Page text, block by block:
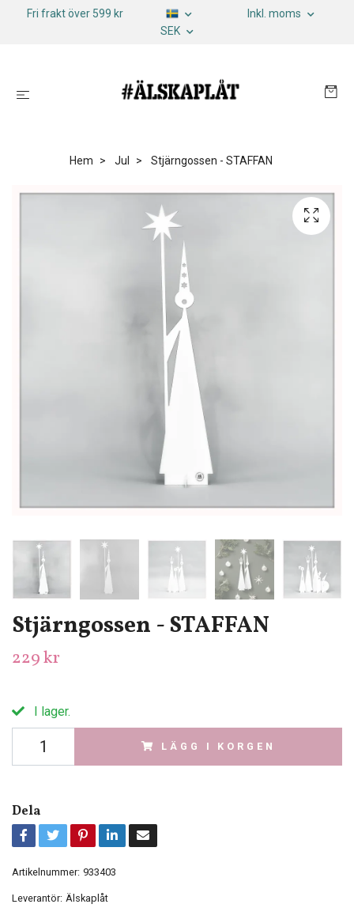
Fri frakt över 599 kr
Inkl. moms
SEK
Hem Jul Stjärngossen - STAFFAN
Stjärngossen - STAFFAN
229 kr
I lager.
LÄGG I KORGEN
Dela
Artikelnummer: 933403
Leverantör: Älskaplåt